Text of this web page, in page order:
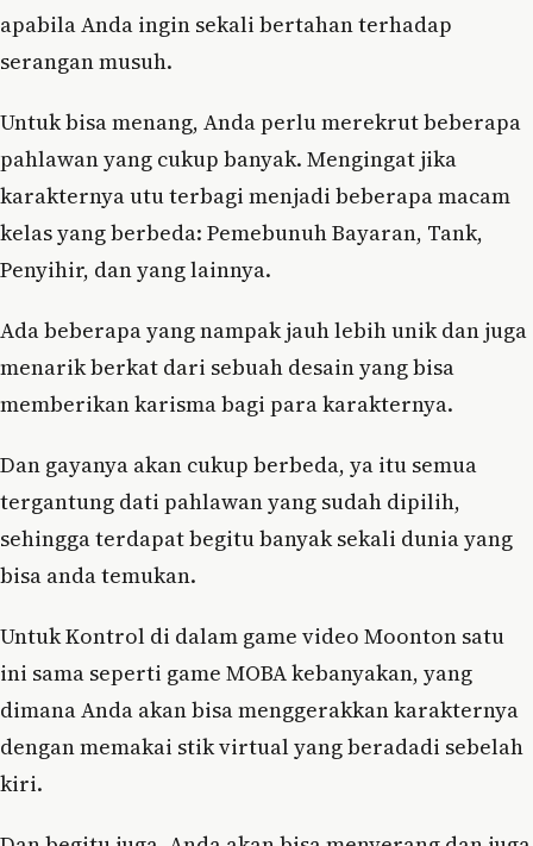
apabila Anda ingin sekali bertahan terhadap
serangan musuh.
Untuk bisa menang, Anda perlu merekrut beberapa
pahlawan yang cukup banyak. Mengingat jika
karakternya utu terbagi menjadi beberapa macam
kelas yang berbeda: Pemebunuh Bayaran, Tank,
Penyihir, dan yang lainnya.
Ada beberapa yang nampak jauh lebih unik dan juga
menarik berkat dari sebuah desain yang bisa
memberikan karisma bagi para karakternya.
Dan gayanya akan cukup berbeda, ya itu semua
tergantung dati pahlawan yang sudah dipilih,
sehingga terdapat begitu banyak sekali dunia yang
bisa anda temukan.
Untuk Kontrol di dalam game video Moonton satu
ini sama seperti game MOBA kebanyakan, yang
dimana Anda akan bisa menggerakkan karakternya
dengan memakai stik virtual yang beradadi sebelah
kiri.